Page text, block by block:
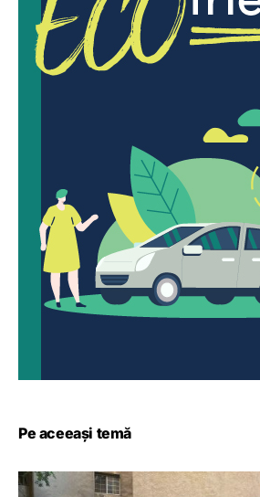
Pe aceeași temă